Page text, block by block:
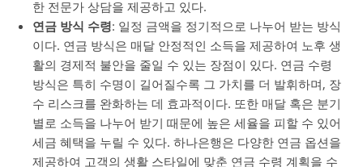
한 전문가 상담을 제공하고 있다.
연금 방식 수령: 일정 금액을 정기적으로 나누어 받는 방식
이다. 연금 방식은 매달 안정적인 소득을 제공하여 노후 생
활의 경제적 불안을 줄일 수 있는 장점이 있다. 연금 수령
방식은 특히 수명이 길어질수록 그 가치를 더 발휘하며, 장
수 리스크를 완화하는 데 효과적이다. 또한 매달 혹은 분기
별로 소득을 나누어 받기 때문에 높은 세율을 피할 수 있어
세금 혜택을 누릴 수 있다. 하나은행은 다양한 연금 옵션을
제공하여 고객의 생활 스타일에 맞춘 연금 수령 계획을 수